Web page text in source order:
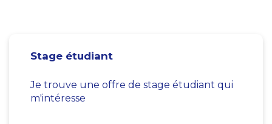
Stage étudiant
Je trouve une offre de stage étudiant qui
m'intéresse